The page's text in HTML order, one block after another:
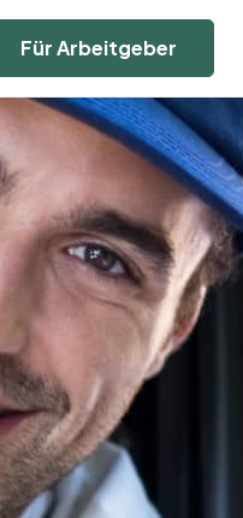
Für Arbeitgeber